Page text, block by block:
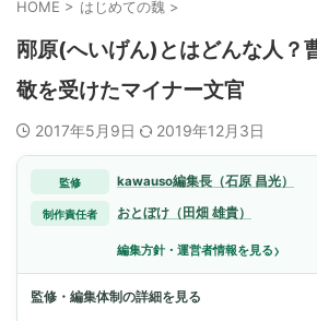
HOME > はじめての魏 >
邴原(へいげん)とはどんな人？
敬を受けたマイナー文官
2017年5月9日 2019年12月3日
監修 kawauso編集長（石原 昌光）
制作責任者 おとぼけ（田畑 雄貴）
編集方針・運営者情報を見る›
監修・編集体制の詳細を見る